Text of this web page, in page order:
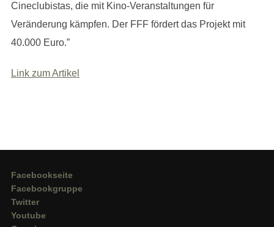
Cineclubistas, die mit Kino-Veranstaltungen für
Veränderung kämpfen. Der FFF fördert das Projekt mit
40.000 Euro.”
Link zum Artikel
Facebookseite
Facebookgruppe
Twitter
Youtube